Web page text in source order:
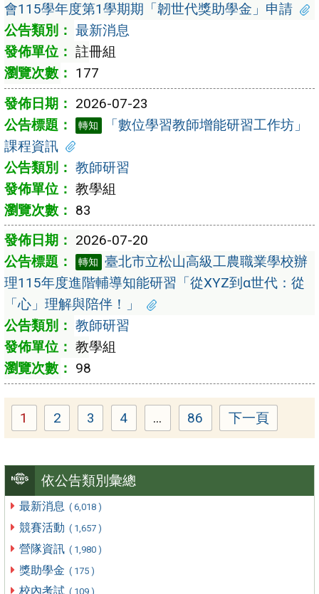
依公告類別彙總
最新消息 ( 6,018 )
競賽活動 ( 1,657 )
營隊資訊 ( 1,980 )
獎助學金 ( 175 )
校內考試 ( 109 )
會115學年度第1學期期「韌世代獎助學金」申請
最新消息
註冊組
177
2026-07-23
轉知
「數位學習教師增能研習工作坊」
課程資訊
教師研習
教學組
83
2026-07-20
轉知 臺北市立松山高級工農職業學校辦
理115年度進階輔導知能研習「從XYZ到α世代：從
「心」理解與陪伴！」
教師研習
教學組
98
Page
1 Page
2 Page
3 Page
4 ... Page
86 下一頁